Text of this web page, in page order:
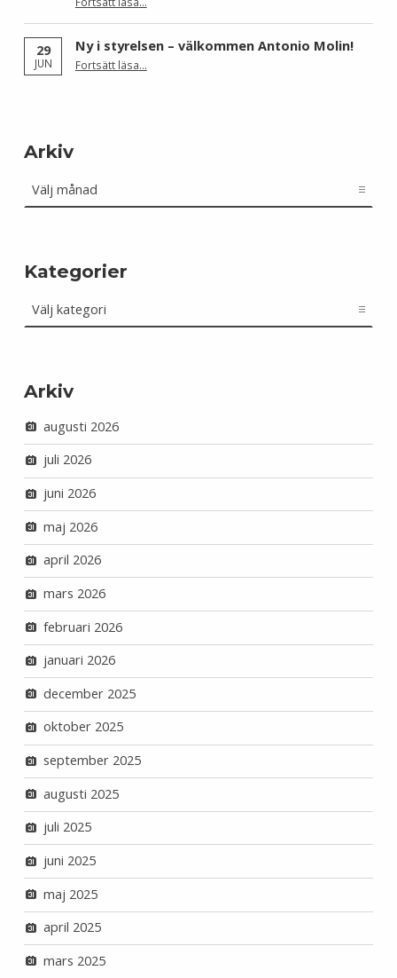
“Wikimedia Sverige och Wikimedia Brasil får Sida-finansiering för att stärka civilsamhället kring fri kunskap”
29
JUN
Ny i styrelsen – välkommen Antonio Molin!
Fortsätt läsa“Ny i styrelsen – välkommen Antonio Molin!”
…
Arkiv
Kategorier
Arkiv
augusti 2026
juli 2026
juni 2026
maj 2026
april 2026
mars 2026
februari 2026
januari 2026
december 2025
oktober 2025
september 2025
augusti 2025
juli 2025
juni 2025
maj 2025
april 2025
mars 2025